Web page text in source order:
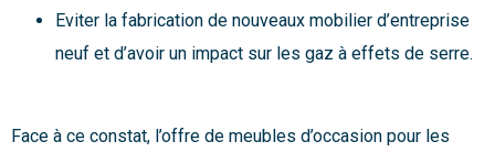
Eviter la fabrication de nouveaux mobilier d’entreprise
neuf et d’avoir un impact sur les gaz à effets de serre.
Face à ce constat, l’offre de meubles d’occasion pour les